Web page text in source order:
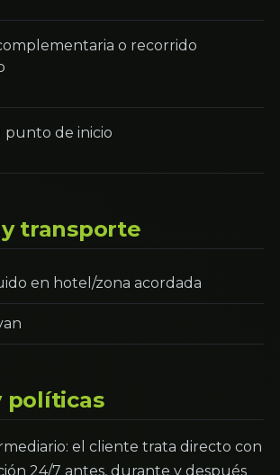
o recorrido
punto de inicio
transporte
en hotel/zona acordada
políticas
el cliente trata directo con
24/7 antes, durante y después